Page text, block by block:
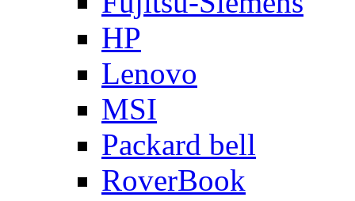
HP
Lenovo
MSI
Packard bell
RoverBook